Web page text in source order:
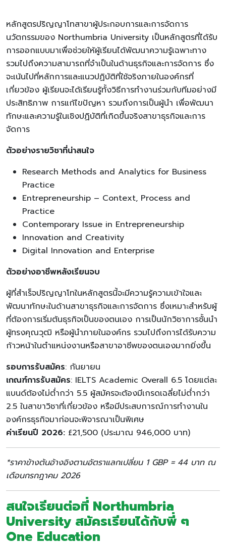
หลักสูตรปริญญาโทสาขาผู้ประกอบการและการจัดการ
นวัตกรรมของ Northumbria University เป็นหลักสูตรที่ได้รับ
การออกแบบมาเพื่อช่วยให้ผู้เรียนได้พัฒนาความรู้เฉพาะทาง
รวมไปถึงความสามารถที่จำเป็นในด้านธุรกิจและการจัดการ ซึ่ง
จะเน้นไปที่หลักการและแนวปฏิบัติที่ใช้จริงภายในองค์กรที่
เกี่ยวข้อง ผู้เรียนจะได้เรียนรู้ทั้งวิธีการทำงานร่วมกับทีมอย่างมี
ประสิทธิภาพ การแก้ไขปัญหา รวมถึงการเป็นผู้นำ เพื่อพัฒนา
ทักษะและความรู้ในเชิงปฏิบัติที่เกิดขึ้นจริงสาขาธุรกิจและการ
จัดการ
ตัวอย่างรายวิชาที่น่าสนใจ
Research Methods and Analytics for Business
Practice
Entrepreneurship – Context, Process and
Practice
Contemporary Issue in Entrepreneurship
Innovation and Creativity
Digital Innovation and Enterprise
ตัวอย่างอาชีพหลังเรียนจบ
ผู้ที่สำเร็จปริญญาโทในหลักสูตรนี้จะมีความรู้ความเข้าใจและ
พัฒนาทักษะในด้านสาขาธุรกิจและการจัดการ ซึ่งเหมาะสำหรับผู้
ที่ต้องการเริ่มต้นธุรกิจเป็นของตนเอง การเป็นนักวิชาการชั้นนำ
ผู้ทรงคุณวุฒิ หรือผู้นำภายในองค์กร รวมไปถึงการได้รับความ
ก้าวหน้าในตำแหน่งงานหรือสาขาอาชีพของตนเองมากยิ่งขึ้น
รอบการรับสมัคร: กันยายน
เกณฑ์การรับสมัคร: IELTS Academic Overall 6.5 โดยแต่ละ
แบนด์ต้องไม่ต่ำกว่า 5.5 ผู้สมัครจะต้องมีเกรดเฉลี่ยไม่ต่ำกว่า
2.5 ในสาขาวิชาที่เกี่ยวข้อง หรือมีประสบการณ์การทำงานใน
องค์กรธุรกิจมาก่อนจะพิจารณาเป็นพิเศษ
ค่าเรียนปี 2026: £21,500 (ประมาณ 946,000 บาท)
*ราคาข้างต้นอ้างอิงตามอัตราแลกเปลี่ยน 1 GBP = 44 บาท ณ
เดือนกรกฎาคม 2026
สนใจเรียนต่อที่ Northumbria
University สมัครเรียนได้กับพี่ ๆ
One Education